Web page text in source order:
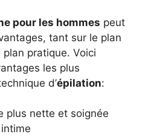
pour les hommes peut
tant sur le plan
pratique. Voici
les plus
d’épilation:
plus nette et soignée